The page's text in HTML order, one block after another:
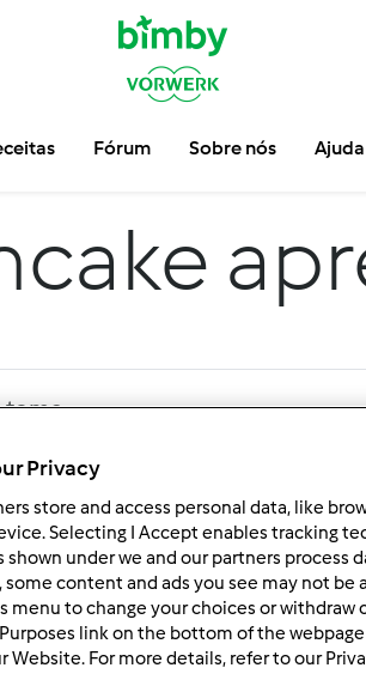
Fórum Sobre nós Ajuda
Resultados por
Privacy
store and access personal data, like
Selecting I Accept enables tracking
under we and our partners process
some content and ads you see may not be
menu to change your choices or withdraw
link on the bottom of the webpage
Website. For more details, refer to our